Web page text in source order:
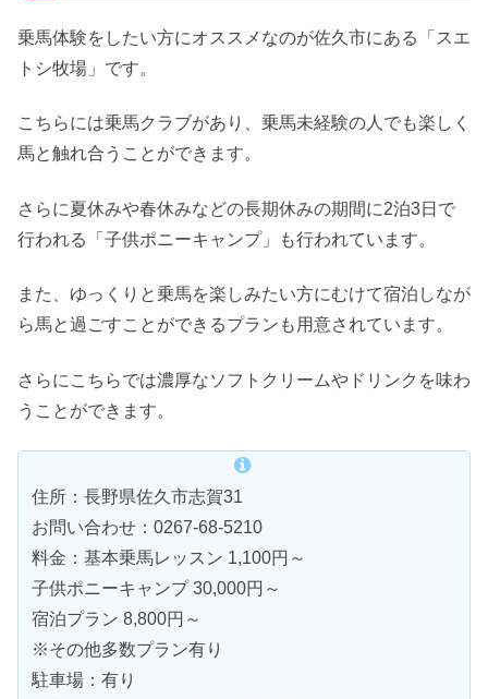
乗馬体験をしたい方にオススメなのが佐久市にある「スエ
トシ牧場」です。
こちらには乗馬クラブがあり、乗馬未経験の人でも楽しく
馬と触れ合うことができます。
さらに夏休みや春休みなどの長期休みの期間に2泊3日で
行われる「子供ポニーキャンプ」も行われています。
また、ゆっくりと乗馬を楽しみたい方にむけて宿泊しなが
ら馬と過ごすことができるプランも用意されています。
さらにこちらでは濃厚なソフトクリームやドリンクを味わ
うことができます。
住所：長野県佐久市志賀31
お問い合わせ：0267-68-5210
料金：基本乗馬レッスン 1,100円～
子供ポニーキャンプ 30,000円～
宿泊プラン 8,800円～
※その他多数プラン有り
駐車場：有り